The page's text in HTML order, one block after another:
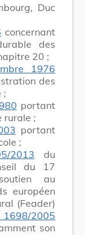
Duc
concernant
des
20 ;
1976
des
;
portant
rurale ;
portant
;
2013 du
du 17
au
européen
(Feader)
1698/2005
son